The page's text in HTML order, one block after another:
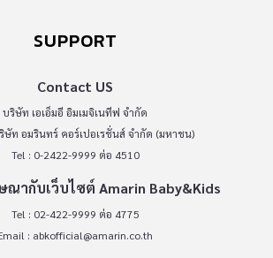
SUPPORT
Contact US
บริษัท เอเอ็มอี อิมเมจิเนทีฟ จำกัด
ษัท อมรินทร์ คอร์เปอเรชั่นส์ จำกัด (มหาชน)
Tel : 0-2422-9999 ต่อ 4510
ณากับเว็บไซต์ Amarin Baby&Kids
Tel : 02-422-9999 ต่อ 4775
: abkofficial@amarin.co.th